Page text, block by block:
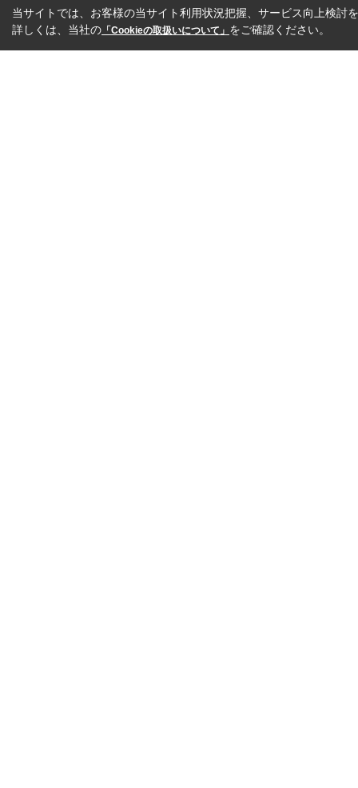
当サイトでは、お客様の当サイト利用状況把握、サービス向上検討
詳しくは、当社の 「Cookieの取扱いについて」 をご確認ください。